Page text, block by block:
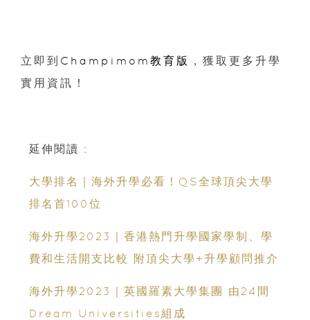
立即到 Champimom教育版
，獲取更多升學
實用資訊！
延伸閱讀 :
大學排名｜海外升學必看！QS全球頂尖大學
排名首100位
海外升學2023｜香港熱門升學國家學制、學
費和生活開支比較 附頂尖大學+升學顧問推介
海外升學2023｜英國羅素大學集團 由24間
Dream Universities組成